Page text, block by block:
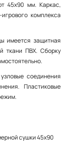
45х90 мм. Каркас,
комплекса
имеется защитная
ткани ПВХ. Сборку
соединения
Пластиковые
сушки 45х90